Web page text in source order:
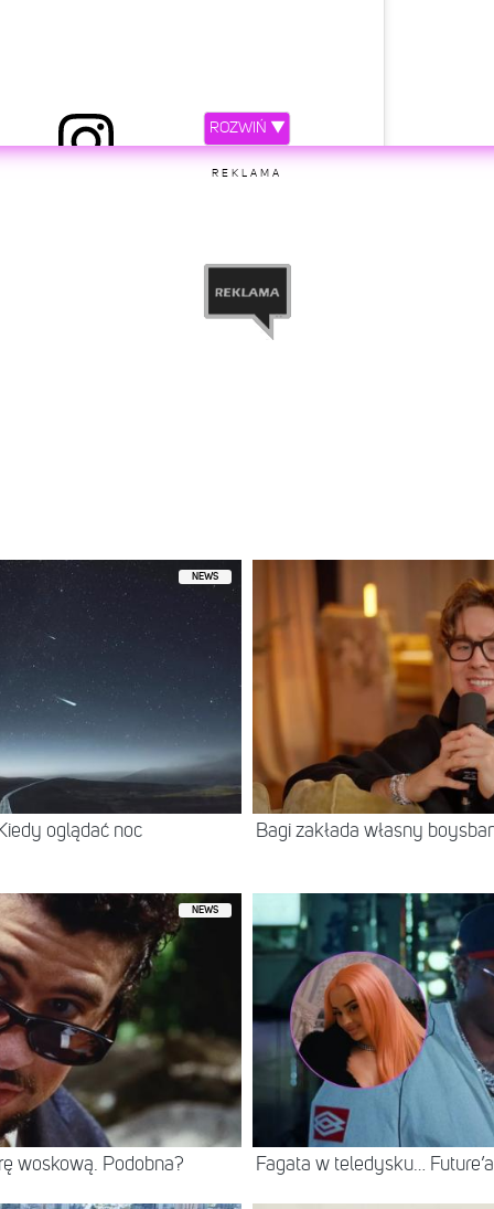
przez mufridd Toruń Poland (@mufridd)
ROZWIŃ ▼
REKLAMA
NEWS
oglądać noc Bagi zakłada własny
NEWS
woskową. Podobna? Fagata w teledysku…